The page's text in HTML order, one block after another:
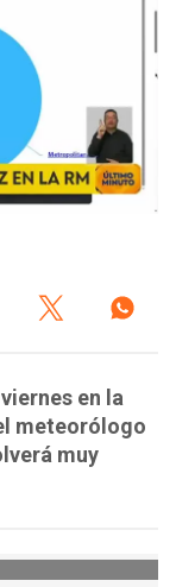
en la
meteorólogo
muy